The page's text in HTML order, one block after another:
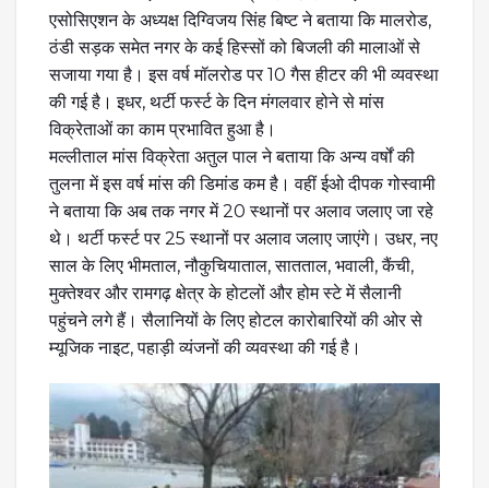
एसोसिएशन के अध्यक्ष दिग्विजय सिंह बिष्ट ने बताया कि मालरोड,
ठंडी सड़क समेत नगर के कई हिस्सों को बिजली की मालाओं से
सजाया गया है। इस वर्ष मॉलरोड पर 10 गैस हीटर की भी व्यवस्था
की गई है। इधर, थर्टी फर्स्ट के दिन मंगलवार होने से मांस
विक्रेताओं का काम प्रभावित हुआ है।
मल्लीताल मांस विक्रेता अतुल पाल ने बताया कि अन्य वर्षों की
तुलना में इस वर्ष मांस की डिमांड कम है। वहीं ईओ दीपक गोस्वामी
ने बताया कि अब तक नगर में 20 स्थानों पर अलाव जलाए जा रहे
थे। थर्टी फर्स्ट पर 25 स्थानों पर अलाव जलाए जाएंगे। उधर, नए
साल के लिए भीमताल, नौकुचियाताल, सातताल, भवाली, कैंची,
मुक्तेश्वर और रामगढ़ क्षेत्र के होटलों और होम स्टे में सैलानी
पहुंचने लगे हैं। सैलानियों के लिए होटल कारोबारियों की ओर से
म्यूजिक नाइट, पहाड़ी व्यंजनों की व्यवस्था की गई है।